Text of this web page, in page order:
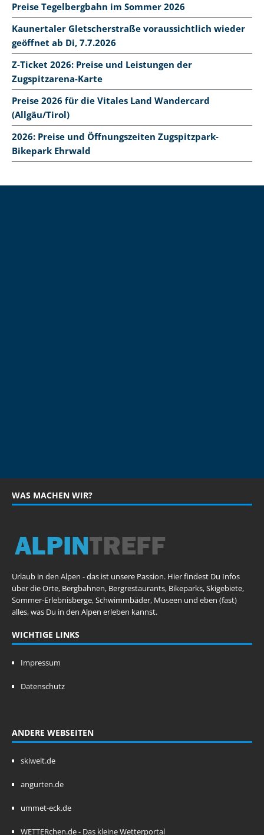
Preise Tegelbergbahn im Sommer 2026
Kaunertaler Gletscherstraße voraussichtlich wieder
geöffnet ab Di, 7.7.2026
Z-Ticket 2026: Preise und Leistungen der
Zugspitzarena-Karte
Preise 2026 für die Vitales Land Wandercard
(Allgäu/Tirol)
2026: Preise und Öffnungszeiten Zugspitzpark-
Bikepark Ehrwald
WAS MACHEN WIR?
Urlaub in den Alpen - das ist unsere Passion. Hier findest Du Infos
über die Orte, Bergbahnen, Bergrestaurants, Bikeparks, Skigebiete,
Sommer-Erlebnisberge, Schwimmbäder, Museen und eben (fast)
alles, was Du in den Alpen erleben kannst.
WICHTIGE LINKS
Impressum
Datenschutz
ANDERE WEBSEITEN
skiwelt.de
angurten.de
ummet-eck.de
WETTERchen.de - Das kleine Wetterportal